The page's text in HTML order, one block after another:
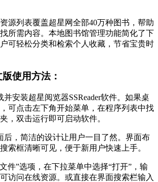
源列表覆盖超星网全部40万种图书，帮助
所需内容。本地图书馆管理功能简化了下
可轻松分类和检索个人收藏，节省宝贵时
使用方法：
安装超星阅览器SSReader软件。如果桌
可点击左下角开始菜单，在程序列表中找
，双击运行即可启动软件。
后，简洁的设计让用户一目了然。界面布
索框清晰可见，便于新用户快速上手。
件”选项，在下拉菜单中选择“打开”，输
访问在线资源。或直接在界面搜索栏输入